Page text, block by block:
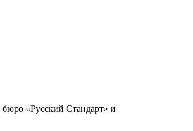
«Русский Стандарт» и